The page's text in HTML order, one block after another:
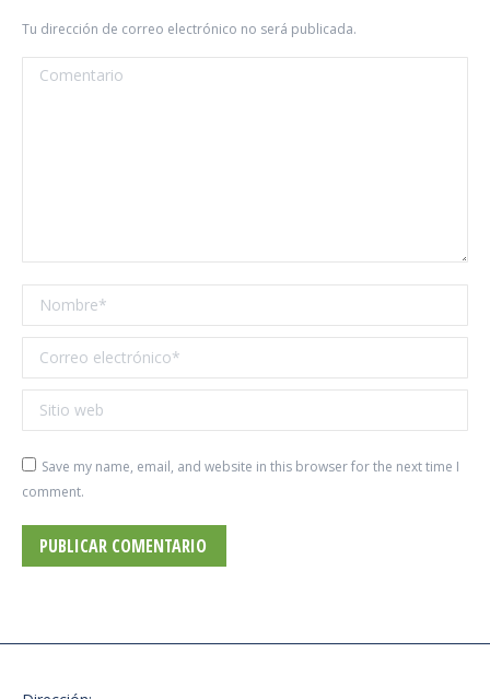
Tu dirección de correo electrónico no será publicada.
Comentario
Nombre *
Correo electrónico *
Sitio web
Save my name, email, and website in this browser for the next time I
comment.
PUBLICAR COMENTARIO